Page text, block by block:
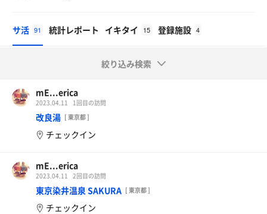
サ活 91 統計レポート イキタイ 15 登録施設 4
絞り込み検索
mE...erica
2023.04.11 1回目の訪問
改良湯 [ 東京都 ]
チェックイン
mE...erica
2023.04.11 2回目の訪問
東京染井温泉 SAKURA [ 東京都 ]
チェックイン